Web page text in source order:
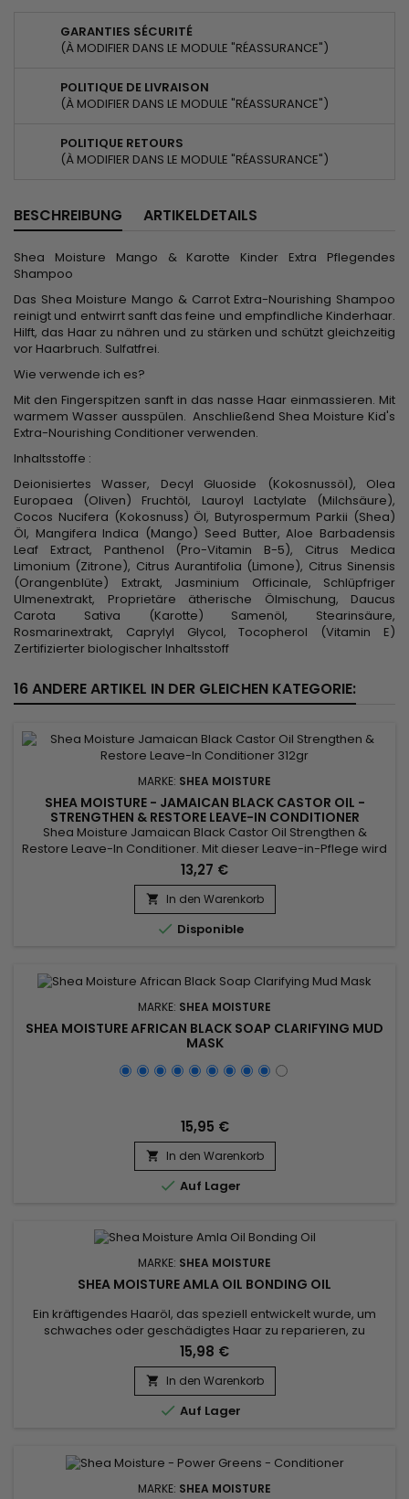
GARANTIES SÉCURITÉ
(À MODIFIER DANS LE MODULE "RÉASSURANCE")
POLITIQUE DE LIVRAISON
(À MODIFIER DANS LE MODULE "RÉASSURANCE")
POLITIQUE RETOURS
(À MODIFIER DANS LE MODULE "RÉASSURANCE")
BESCHREIBUNG ARTIKELDETAILS
Shea Moisture Mango & Karotte Kinder Extra Pflegendes
Shampoo
Das Shea Moisture Mango & Carrot Extra-Nourishing Shampoo
reinigt und entwirrt sanft das feine und empfindliche Kinderhaar.
Hilft, das Haar zu nähren und zu stärken und schützt gleichzeitig
vor Haarbruch. Sulfatfrei.
Wie verwende ich es?
Mit den Fingerspitzen sanft in das nasse Haar einmassieren. Mit
warmem Wasser ausspülen. Anschließend Shea Moisture Kid's
Extra-Nourishing Conditioner verwenden.
Inhaltsstoffe :
Deionisiertes Wasser, Decyl Gluoside (Kokosnussöl), Olea
Europaea (Oliven) Fruchtöl, Lauroyl Lactylate (Milchsäure),
Cocos Nucifera (Kokosnuss) Öl, Butyrospermum Parkii (Shea)
Öl, Mangifera Indica (Mango) Seed Butter, Aloe Barbadensis
Leaf Extract, Panthenol (Pro-Vitamin B-5), Citrus Medica
Limonium (Zitrone), Citrus Aurantifolia (Limone), Citrus Sinensis
(Orangenblüte) Extrakt, Jasminium Officinale, Schlüpfriger
Ulmenextrakt, Proprietäre ätherische Ölmischung, Daucus
Carota Sativa (Karotte) Samenöl, Stearinsäure,
Rosmarinextrakt, Caprylyl Glycol, Tocopherol (Vitamin E)
Zertifizierter biologischer Inhaltsstoff
16 ANDERE ARTIKEL IN DER GLEICHEN KATEGORIE:
MARKE: SHEA MOISTURE
SHEA MOISTURE - JAMAICAN BLACK CASTOR OIL -
STRENGTHEN & RESTORE LEAVE-IN CONDITIONER
Shea Moisture Jamaican Black Castor Oil Strengthen &
Restore Leave-In Conditioner. Mit dieser Leave-in-Pflege wird
die Haarfaser von innen heraus wieder aufgebaut und das
Haar resurfaciert.&nbsp; Es wird wieder weich, glänzend und
geschmeidig, ohne fettig zu wirken! Die Längen werden
gefestigt und die Spitzen neu versiegelt. Ihr Haar wird
wieder...
13,27 €
 In den Warenkorb
 Disponible
MARKE: SHEA MOISTURE
SHEA MOISTURE AFRICAN BLACK SOAP CLARIFYING MUD
MASK
15,95 €
 In den Warenkorb
 Auf Lager
MARKE: SHEA MOISTURE
SHEA MOISTURE AMLA OIL BONDING OIL
Ein kräftigendes Haaröl, das speziell entwickelt wurde, um
schwaches oder geschädigtes Haar zu reparieren, zu
schützen und zu verschönern. Angereichert mit Amla-Öl, das
für seine regenerierenden und antioxidativen Eigenschaften
bekannt ist, stärkt Shea Moisture Amla Oil Bonding Oil
gespaltene Spitzen, reduziert wirksam Frizz und beugt
Haarbruch vor....
15,98 €
 In den Warenkorb
 Auf Lager
MARKE: SHEA MOISTURE